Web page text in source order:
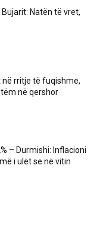
Natën të vret,
në rritje të fuqishme,
në qershor
– Durmishi: Inflacioni
i ulët se në vitin